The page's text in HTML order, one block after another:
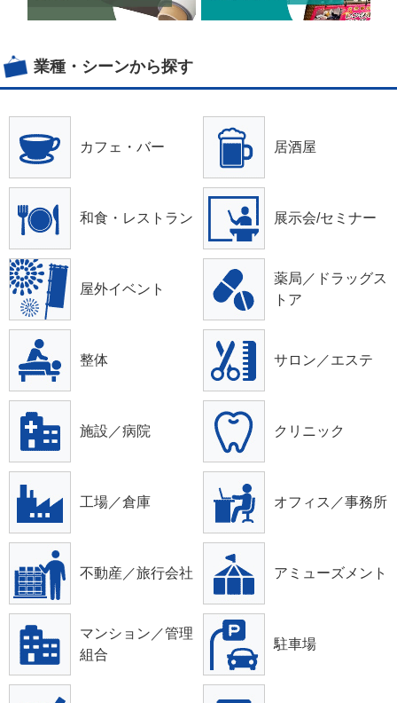
業種・シーンから探す
カフェ・バー 居酒屋
和食・レストラン 展示会/セミナー
屋外イベント
薬局／ドラッグス
トア
整体 サロン／エステ
施設／病院 クリニック
工場／倉庫 オフィス／事務所
不動産／旅行会社 アミューズメント
マンション／管理
組合
駐車場